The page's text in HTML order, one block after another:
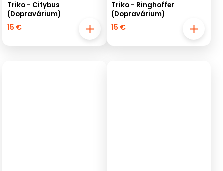
Triko - Citybus
(Dopravárium)
15 €
Triko - Ringhoffer
(Dopravárium)
15 €